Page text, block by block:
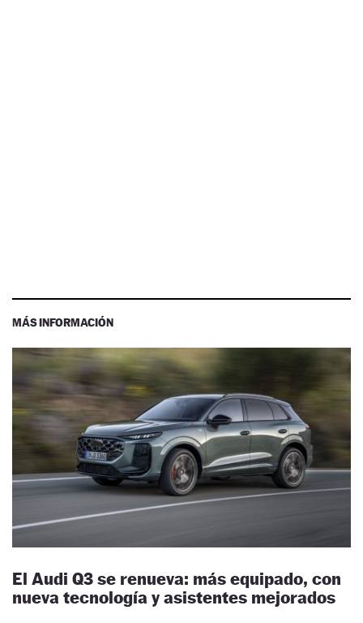
MÁS INFORMACIÓN
El Audi Q3 se renueva: más equipado, con
nueva tecnología y asistentes mejorados